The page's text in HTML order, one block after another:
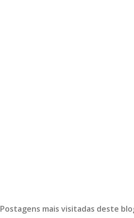
Postagens mais visitadas deste